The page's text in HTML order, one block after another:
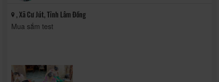
, Xã Cư Jút, Tỉnh Lâm Đồng
Mua sắm test